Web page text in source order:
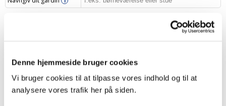
Denne hjemmeside bruger cookies
Vi bruger cookies til at tilpasse vores indhold og til at
analysere vores trafik her på siden.
Din pris1049 kr.